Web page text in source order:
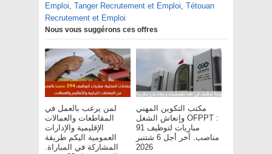
Emploi, Tanger Recrutement et Emploi, Tétouan
Recrutement et Emploi
Nous vous suggérons ces offres
لمن يرغب بالعمل في
المقاطعات والعمالات
الإقليمية والإدارات
العمومية اليكم طريقة
المشاركة في المباراة.
مكتب التكوين المهني
وإنعاش الشغل OFPPT :
مباريات لتوظيف 91
مناصب. آخر أجل 6 شتنبر
2026